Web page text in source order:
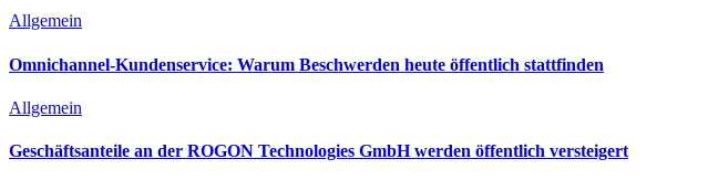
Allgemein
Omnichannel-Kundenservice: Warum Beschwerden heute öffentlich stattfinden
Allgemein
Geschäftsanteile an der ROGON Technologies GmbH werden öffentlich versteigert